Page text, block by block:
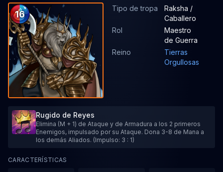
16
Tipo de tropa
Raksha /
Caballero
Rol
Maestro
de Guerra
Reino
Tierras
Orgullosas
Rugido de Reyes
Elimina (M + 1) de Ataque y de Armadura a los 2 primeros
Enemigos, impulsado por su Ataque. Dona 3-8 de Mana a
los demás Aliados. (Impulso: 3 : 1)
CARACTERÍSTICAS